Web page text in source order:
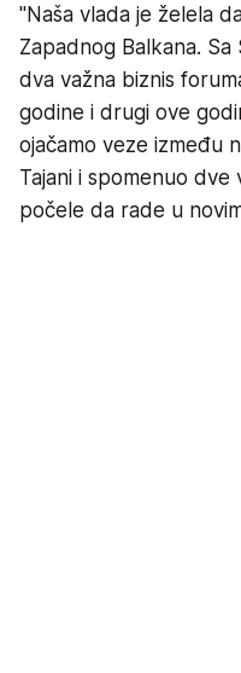
"Naša vlada je želela
Zapadnog Balkana.
dva važna biznis
godine i drugi ove
ojačamo veze između
Tajani i spomenuo dve
počele da rade u